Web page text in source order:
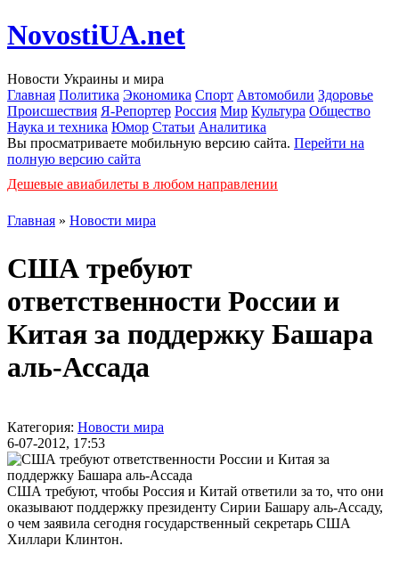
NovostiUA.net
Новости Украины и мира
Главная Политика Экономика Спорт Автомобили Здоровье
Происшествия Я-Репортер Россия Мир Культура Общество
Наука и техника Юмор Статьи Аналитика
Вы просматриваете мобильную версию сайта. Перейти на
полную версию сайта
Дешевые авиабилеты в любом направлении
Главная » Новости мира
США требуют
ответственности России и
Китая за поддержку Башара
аль-Ассада
Категория: Новости мира
6-07-2012, 17:53
США требуют, чтобы Россия и Китай ответили за то, что они
оказывают поддержку президенту Сирии Башару аль-Ассаду,
о чем заявила сегодня государственный секретарь США
Хиллари Клинтон.